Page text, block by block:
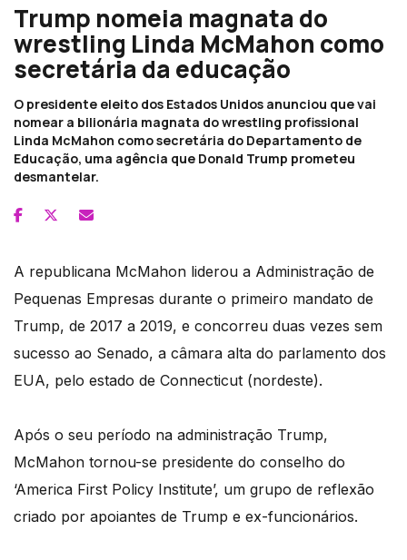
Trump nomeia magnata do
wrestling Linda McMahon como
secretária da educação
O presidente eleito dos Estados Unidos anunciou que vai
nomear a bilionária magnata do wrestling profissional
Linda McMahon como secretária do Departamento de
Educação, uma agência que Donald Trump prometeu
desmantelar.
A republicana McMahon liderou a Administração de
Pequenas Empresas durante o primeiro mandato de
Trump, de 2017 a 2019, e concorreu duas vezes sem
sucesso ao Senado, a câmara alta do parlamento dos
EUA, pelo estado de Connecticut (nordeste).
Após o seu período na administração Trump,
McMahon tornou-se presidente do conselho do
‘America First Policy Institute’, um grupo de reflexão
criado por apoiantes de Trump e ex-funcionários.